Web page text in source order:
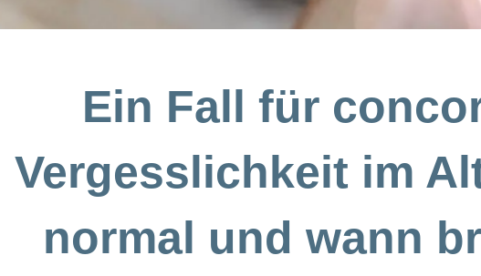
Ein Fall für
Vergesslichkeit im
normal und wann